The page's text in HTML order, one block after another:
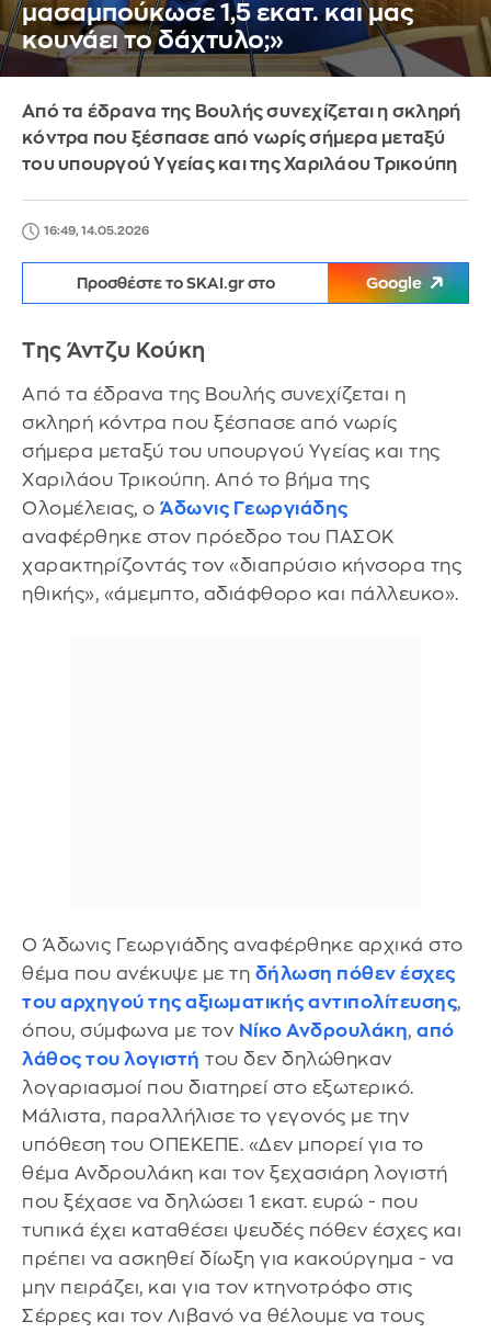
μασαμπούκωσε 1,5 εκατ. και μας
κουνάει το δάχτυλο;»
Από τα έδρανα της Βουλής συνεχίζεται η σκληρή
κόντρα που ξέσπασε από νωρίς σήμερα μεταξύ
του υπουργού Υγείας και της Χαριλάου Τρικούπη
16:49, 14.05.2026
Προσθέστε το SKAI.gr στο Google
Της Άντζυ Κούκη
Από τα έδρανα της Βουλής συνεχίζεται η
σκληρή κόντρα που ξέσπασε από νωρίς
σήμερα μεταξύ του υπουργού Υγείας και της
Χαριλάου Τρικούπη. Από το βήμα της
Ολομέλειας, ο Άδωνις Γεωργιάδης
αναφέρθηκε στον πρόεδρο του ΠΑΣΟΚ
χαρακτηρίζοντάς τον «διαπρύσιο κήνσορα της
ηθικής», «άμεμπτο, αδιάφθορο και πάλλευκο».
Ο Άδωνις Γεωργιάδης αναφέρθηκε αρχικά στο
θέμα που ανέκυψε με τη δήλωση πόθεν έσχες
του αρχηγού της αξιωματικής αντιπολίτευσης,
όπου, σύμφωνα με τον Νίκο Ανδρουλάκη, από
λάθος του λογιστή του δεν δηλώθηκαν
λογαριασμοί που διατηρεί στο εξωτερικό.
Μάλιστα, παραλλήλισε το γεγονός με την
υπόθεση του ΟΠΕΚΕΠΕ. «Δεν μπορεί για το
θέμα Ανδρουλάκη και τον ξεχασιάρη λογιστή
που ξέχασε να δηλώσει 1 εκατ. ευρώ - που
τυπικά έχει καταθέσει ψευδές πόθεν έσχες και
πρέπει να ασκηθεί δίωξη για κακούργημα - να
μην πειράζει, και για τον κτηνοτρόφο στις
Σέρρες και τον Λιβανό να θέλουμε να τους